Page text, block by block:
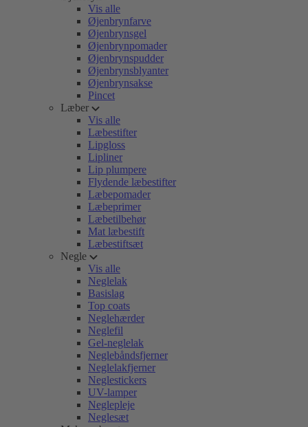
Vis alle
Øjenbrynfarve
Øjenbrynsgel
Øjenbrynpomader
Øjenbrynspudder
Øjenbrynsblyanter
Øjenbrynsakse
Pincet
Læber
Vis alle
Læbestifter
Lipgloss
Lipliner
Lip plumpere
Flydende læbestifter
Læbepomader
Læbeprimer
Læbetilbehør
Mat læbestift
Læbestiftsæt
Negle
Vis alle
Neglelak
Basislag
Top coats
Neglehærder
Neglefil
Gel-neglelak
Neglebåndsfjerner
Neglelakfjerner
Neglestickers
UV-lamper
Neglepleje
Neglesæt